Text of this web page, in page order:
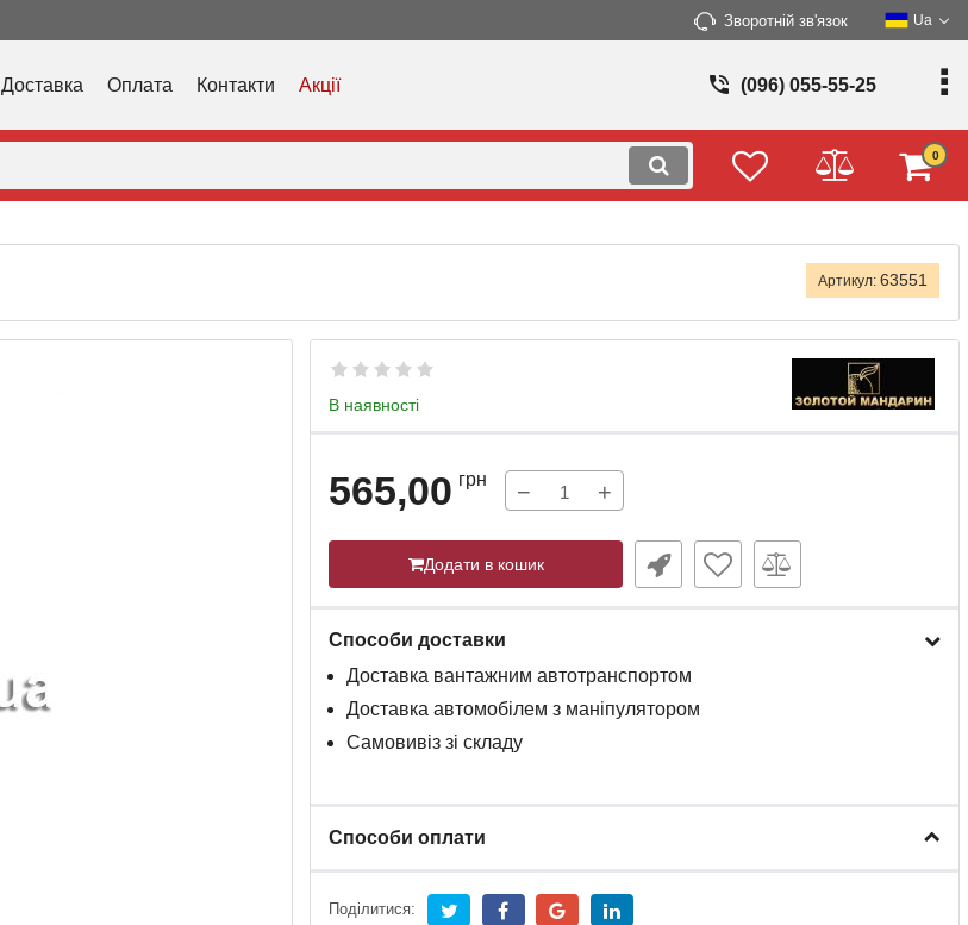
Зворотній зв'язок Ua
Доставка Оплата Контакти Акції (096) 055-55-25
0
Артикул: 63551
В наявності
565,00 грн − +
Додати в кошик
Способи доставки
Доставка вантажним автотранспортом
Доставка автомобілем з маніпулятором
Самовивіз зі складу
Способи оплати
Поділитися: